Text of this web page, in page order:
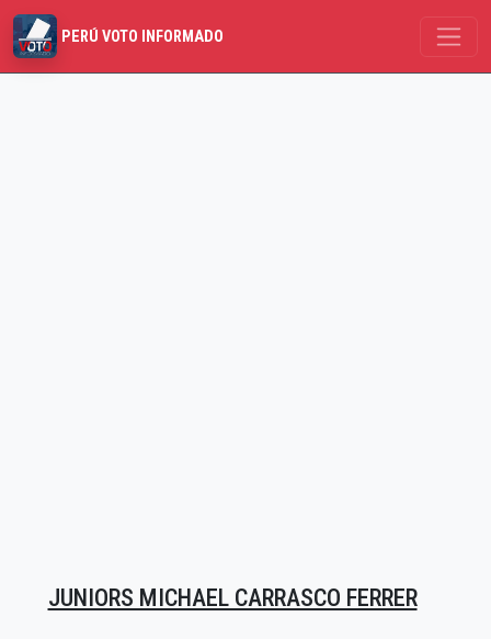
PERÚ VOTO INFORMADO
JUNIORS MICHAEL CARRASCO FERRER